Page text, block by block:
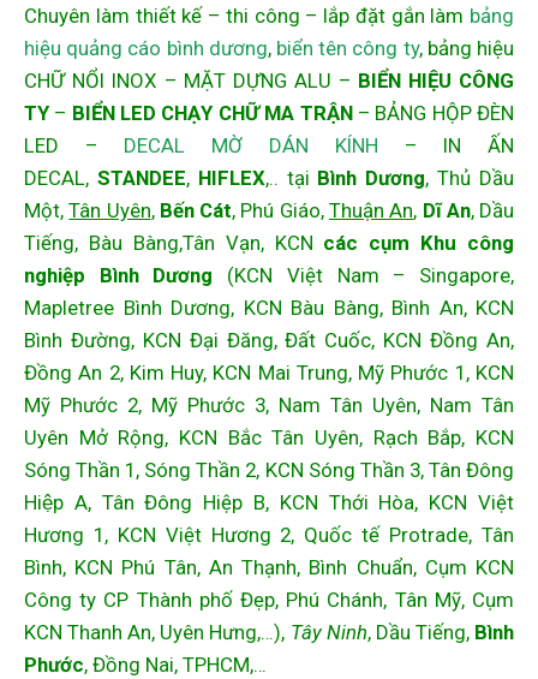
Chuyên làm thiết kế – thi công – lắp đặt gắn làm bảng
hiệu quảng cáo bình dương, biển tên công ty, bảng hiệu
CHỮ NỔI INOX – MẶT DỰNG ALU – BIỂN HIỆU CÔNG
TY – BIỂN LED CHẠY CHỮ MA TRẬN– BẢNG HỘP ĐÈN
LED – DECAL MỜ DÁN KÍNH – IN ẤN
DECAL, STANDEE, HIFLEX,.. tại Bình Dương, Thủ Dầu
Một,Tân Uyên, Bến Cát, Phú Giáo, Thuận An, Dĩ An, Dầu
Tiếng, Bàu Bàng,Tân Vạn, KCN các cụm Khu công
nghiệp Bình Dương (KCN Việt Nam – Singapore,
Mapletree Bình Dương, KCN Bàu Bàng, Bình An, KCN
Bình Đường, KCN Đại Đăng, Đất Cuốc, KCN Đồng An,
Đồng An 2, Kim Huy, KCN Mai Trung, Mỹ Phước 1, KCN
Mỹ Phước 2, Mỹ Phước 3, Nam Tân Uyên, Nam Tân
Uyên Mở Rộng, KCN Bắc Tân Uyên, Rạch Bắp, KCN
Sóng Thần 1, Sóng Thần 2, KCN Sóng Thần 3, Tân Đông
Hiệp A, Tân Đông Hiệp B, KCN Thới Hòa, KCN Việt
Hương 1, KCN Việt Hương 2, Quốc tế Protrade, Tân
Bình, KCN Phú Tân, An Thạnh, Bình Chuẩn, Cụm KCN
Công ty CP Thành phố Đẹp, Phú Chánh, Tân Mỹ, Cụm
KCN Thanh An, Uyên Hưng,…), Tây Ninh, Dầu Tiếng, Bình
Phước, Đồng Nai, TPHCM,…